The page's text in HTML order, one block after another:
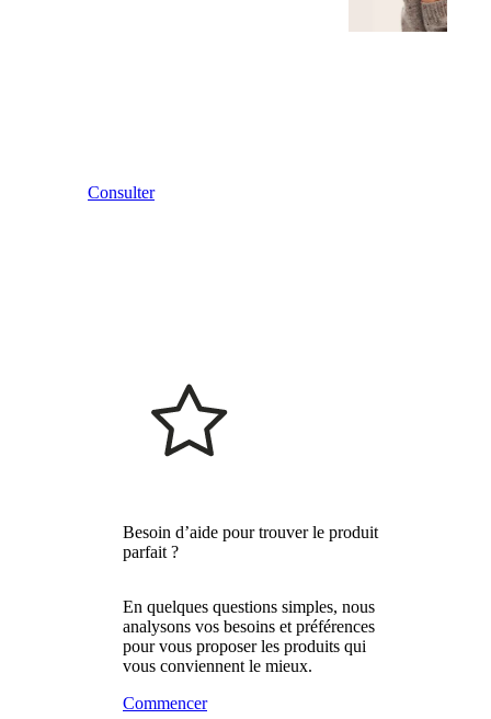
Consulter
Besoin d’aide pour trouver le produit
parfait ?
En quelques questions simples, nous
analysons vos besoins et préférences
pour vous proposer les produits qui
vous conviennent le mieux.
Commencer